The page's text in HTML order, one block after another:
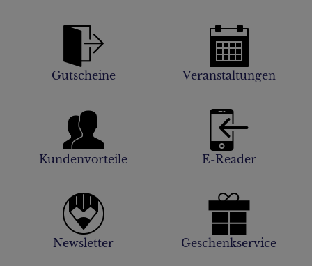
Gutscheine Veranstaltungen
Kundenvorteile E-Reader
Newsletter Geschenkservice